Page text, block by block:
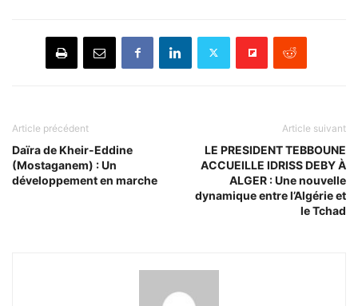
Article précédent
Daïra de Kheir-Eddine
(Mostaganem) : Un
développement en marche
Article suivant
LE PRESIDENT TEBBOUNE
ACCUEILLE IDRISS DEBY À
ALGER : Une nouvelle
dynamique entre l’Algérie et
le Tchad